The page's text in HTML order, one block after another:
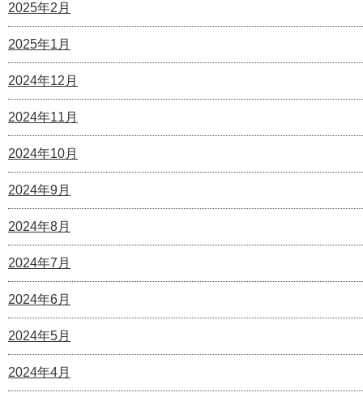
2025年2月
2025年1月
2024年12月
2024年11月
2024年10月
2024年9月
2024年8月
2024年7月
2024年6月
2024年5月
2024年4月